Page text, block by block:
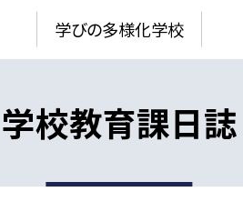
学びの多様化学校
学校教育課日誌